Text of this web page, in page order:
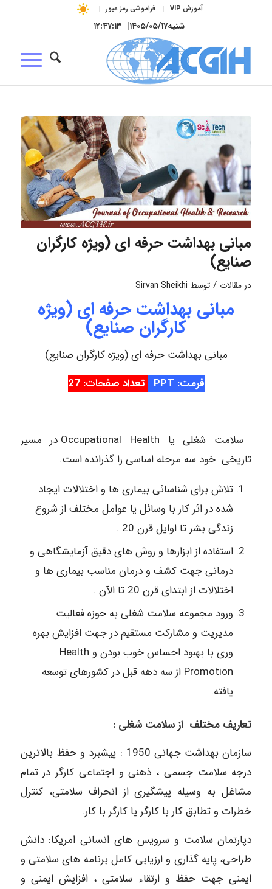
آموزش VIP فراموشی رمز عبور
شنبه۱۴۰۵/۰۵/۱۷| ۱۲:۴۷:۱۳
مبانی بهداشت حرفه ای (ویژه کارگران
صنایع)
در مقالات / توسط Sirvan Sheikhi
مبانی بهداشت حرفه ای (ویژه
کارگران صنایع)
مبانی بهداشت حرفه ای (ویژه کارگران صنایع)
فرمت: PPT
تعداد صفحات: 27
سلامت شغلی یا Occupational Health در مسیر
تاریخی خود سه مرحله اساسی را گذرانده است.
تلاش برای شناسائی بیماری ها و اختلالات ایجاد
شده در اثر کار با وسائل یا عوامل مختلف از شروع
زندگی بشر تا اوایل قرن 20 .
استفاده از ابزارها و روش های دقیق آزمایشگاهی و
درمانی جهت کشف و درمان مناسب بیماری ها و
اختلالات از ابتدای قرن 20 تا الآن .
ورود مجموعه سلامت شغلی به حوزه فعالیت
مدیریت و مشارکت مستقیم در جهت افزایش بهره
وری با بهبود احساس خوب بودن و Health
Promotion از سه دهه قبل در کشورهای توسعه
یافته.
تعاریف مختلف از سلامت شغلی :
سازمان بهداشت جهانی 1950 : پیشبرد و حفظ بالاترین
درجه سلامت جسمی ، ذهنی و اجتماعی کارگر در تمام
مشاغل به وسیله پیشگیری از انحراف سلامتی، کنترل
خطرات و تطابق کار با کارگر یا کارگر با کار.
دپارتمان سلامت و سرویس های انسانی امریکا: دانش
طراحی، پایه گذاری و ارزیابی کامل برنامه های سلامتی و
ایمنی جهت حفظ و ارتقاء سلامتی ، افزایش ایمنی و